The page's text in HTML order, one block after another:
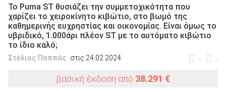
ΑΝΑΖΗΤΗΣΗ
Μεταχειρισμένα
Το Puma ST θυσιάζει την συμμετοχικότητα που
χαρίζει το χειροκίνητο κιβώτιο, στο βωμό της
καθημερινής ευχρηστίας και οικονομίας. Είναι όμως το
υβριδικό, 1.000άρι πλέον ST με το αυτόματο κιβώτιο
το ίδιο καλό;
- -
Στέλιος Παππάς στις 24.02.2024
βασική έκδοση από 38.291 €